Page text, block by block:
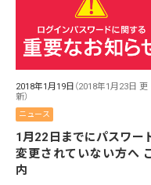
2018年1月19日 （2018年1月23日 更
新）
ニュース
1月22日までにパスワー
変更されていない方へ
内